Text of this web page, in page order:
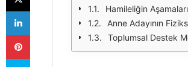
Hamileliğin Aşamaları
Anne Adayının
Toplumsal Destek
LinkedIn
Pinterest
Skype